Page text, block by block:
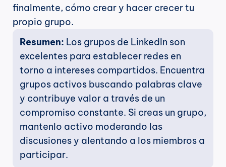
finalmente, cómo crear y hacer crecer tu
propio grupo.
Resumen: Los grupos de LinkedIn son
excelentes para establecer redes en
torno a intereses compartidos. Encuentra
grupos activos buscando palabras clave
y contribuye valor a través de un
compromiso constante. Si creas un grupo,
mantenlo activo moderando las
discusiones y alentando a los miembros a
participar.